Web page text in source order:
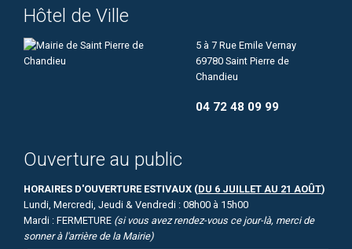
Hôtel de Ville
5 à 7 Rue Emile Vernay
69780 Saint Pierre de
Chandieu
04 72 48 09 99
Ouverture au public
HORAIRES D'OUVERTURE ESTIVAUX (DU 6 JUILLET AU 21 AOÛT)
Lundi, Mercredi, Jeudi & Vendredi : 08h00 à 15h00
Mardi : FERMETURE (si vous avez rendez-vous ce jour-là, merci de
sonner à l'arrière de la Mairie)